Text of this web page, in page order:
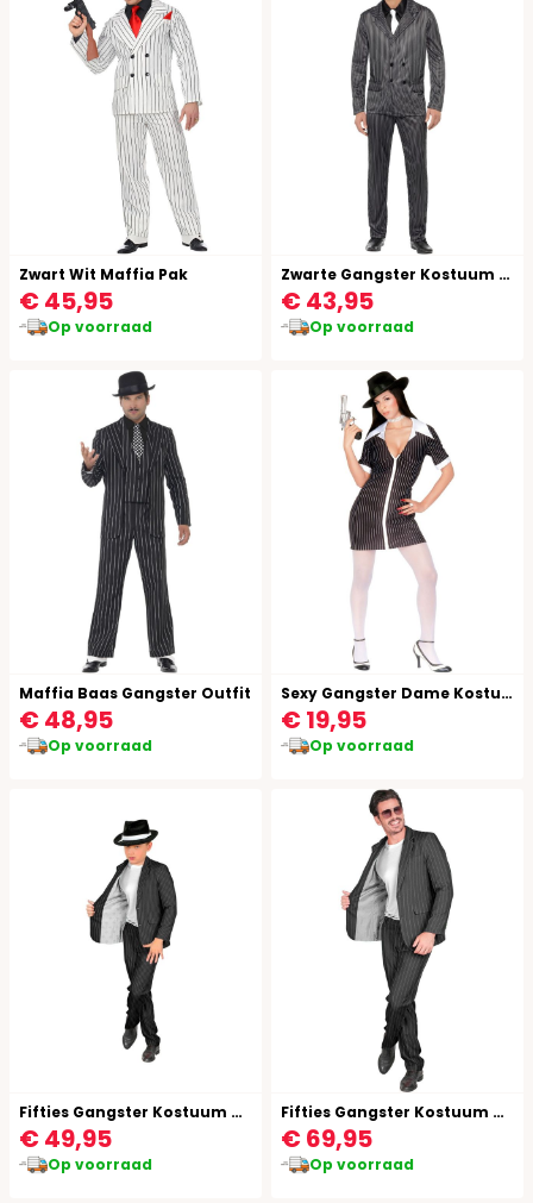
Zwart Wit Maffia Pak
€ 45,95
Op voorraad
Zwarte Gangster Kostuum Heren
€ 43,95
Op voorraad
Maffia Baas Gangster Outfit
€ 48,95
Op voorraad
Sexy Gangster Dame Kostuum
€ 19,95
Op voorraad
Fifties Gangster Kostuum Kind
€ 49,95
Op voorraad
Fifties Gangster Kostuum Heren
€ 69,95
Op voorraad